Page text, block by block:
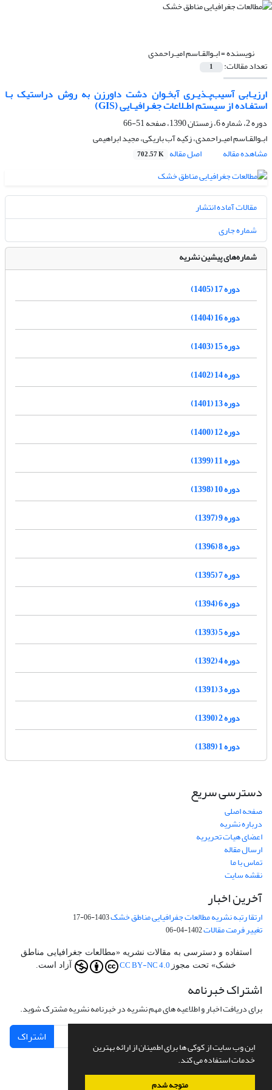
این وب سایت از کوکی ها برای اطمینان از ارائه بهترین
خدمات استفاده می کند.
متوجه شدم
نویسنده =ابـوالقـاسم امیـراحمدی
تعداد مقالات: 1
ارزیـابی آسیب‌پـذیـری آبخـوان دشت داورزن به روش دراستیک بـا
استفـاده از سیستم اطـلاعات جغـرافیـایی (GIS)
دوره 2، شماره 6، زمستان 1390، صفحه
51-66
ابـوالقـاسم امیـراحمدی، زکیه آب باریکی، مجید ابراهیمی
مشاهده مقاله
اصل مقاله 702.57 K
مقالات آماده انتشار
شماره جاری
شماره‌های پیشین نشریه
دوره 17 (1405)
دوره 16 (1404)
دوره 15 (1403)
دوره 14 (1402)
دوره 13 (1401)
دوره 12 (1400)
دوره 11 (1399)
دوره 10 (1398)
دوره 9 (1397)
دوره 8 (1396)
دوره 7 (1395)
دوره 6 (1394)
دوره 5 (1393)
دوره 4 (1392)
دوره 3 (1391)
دوره 2 (1390)
دوره 1 (1389)
دسترسی سریع
صفحه اصلی
درباره نشریه
اعضای هیات تحریریه
ارسال مقاله
تماس با ما
نقشه سایت
آخرین اخبار
ارتقا رتبه نشریه مطالعات جفرافیایی مناطق خشک1403-06-17
تغییر فرمت مقالات1402-04-06
استفاده و دسترسی به مقالات نشریه «مطالعات جغرافیایی مناطق
خشک» تحت مجوز CC BY-NC 4.0 آزاد است.
اشتراک خبرنامه
برای دریافت اخبار و اطلاعیه های مهم نشریه در خبرنامه نشریه مشترک شوید.
اشتراک